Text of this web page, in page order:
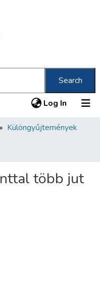
Search
Log In (current)
Különgyűjtemények
több jut